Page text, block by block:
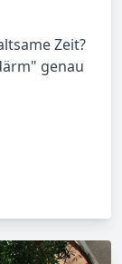
Zeit?
genau